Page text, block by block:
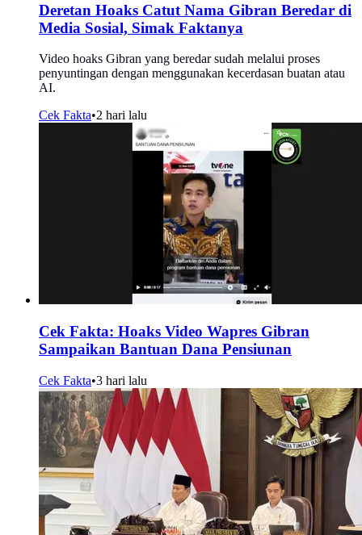
Deretan Hoaks Catut Nama Gibran Beredar di
Media Sosial, Simak Faktanya
Video hoaks Gibran yang beredar sudah melalui proses
penyuntingan dengan menggunakan kecerdasan buatan atau
AI.
Cek Fakta•2 hari lalu
Cek Fakta: Hoaks Video Wapres Gibran
Sampaikan Bantuan Dana Pensiunan
Cek Fakta•3 hari lalu